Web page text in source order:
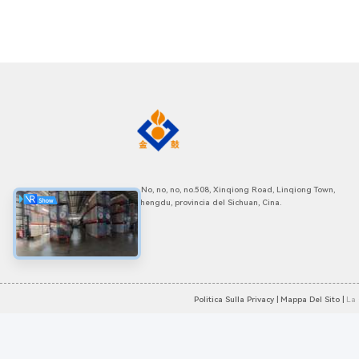
- No, no, no, no.508, Xinqiong Road, Linqiong Town,
Chengdu, provincia del Sichuan, Cina.
Politica Sulla Privacy | Mappa Del Sito | La